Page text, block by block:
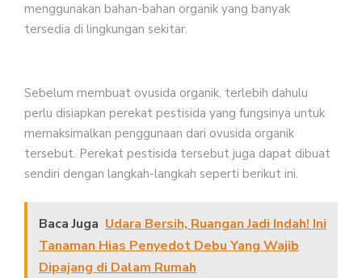
menggunakan bahan-bahan organik yang banyak
tersedia di lingkungan sekitar.
Sebelum membuat ovusida organik, terlebih dahulu
perlu disiapkan perekat pestisida yang fungsinya untuk
memaksimalkan penggunaan dari ovusida organik
tersebut. Perekat pestisida tersebut juga dapat dibuat
sendiri dengan langkah-langkah seperti berikut ini.
Baca Juga Udara Bersih, Ruangan Jadi Indah! Ini
Tanaman Hias Penyedot Debu Yang Wajib
Dipajang di Dalam Rumah